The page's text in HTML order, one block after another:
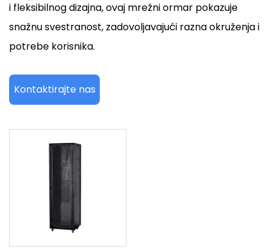
i fleksibilnog dizajna, ovaj mrežni ormar pokazuje
snažnu svestranost, zadovoljavajući razna okruženja i
potrebe korisnika.
Kontaktirajte nas